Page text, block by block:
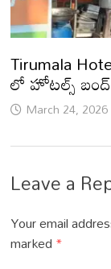
Tirumala
లో హోటల్స్ బంద్
March 24, 2026
Leave a
Your email
marked*